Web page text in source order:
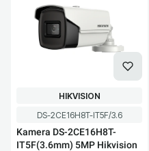
Kod produktu
DS-2CE16H8T-IT5F/3.6
Kamera DS-2CE16H8T-
IT5F(3.6mm) 5MP Hikvision
PRODUCENT
HIKVISION